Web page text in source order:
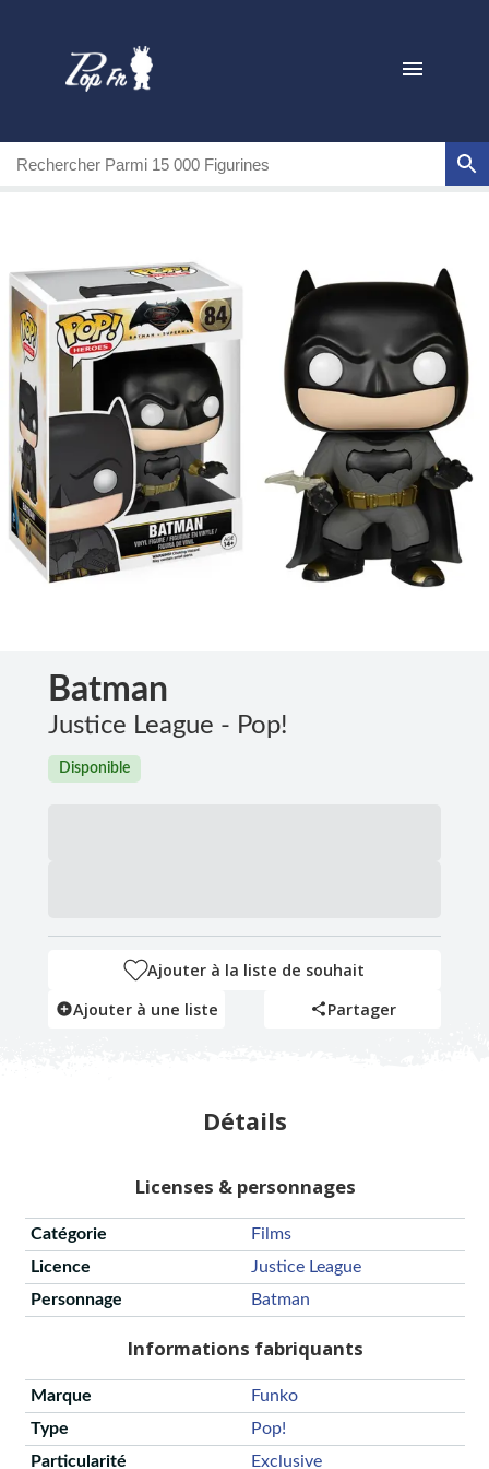
Batman
Justice League - Pop!
Disponible
Ajouter à la liste de souhait
Ajouter à une liste
Partager
Détails
Licenses & personnages
Catégorie
Films
Licence
Justice League
Personnage
Batman
Informations fabriquants
Marque
Funko
Type
Pop!
Particularité
Exclusive